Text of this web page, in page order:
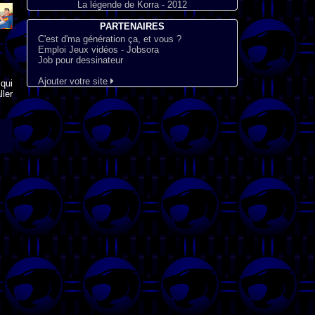
La légende de Korra - 2012
PARTENAIRES
C'est d'ma génération ça, et vous ?
Emploi Jeux vidéos - Jobsora
Job pour dessinateur
Ajouter votre site